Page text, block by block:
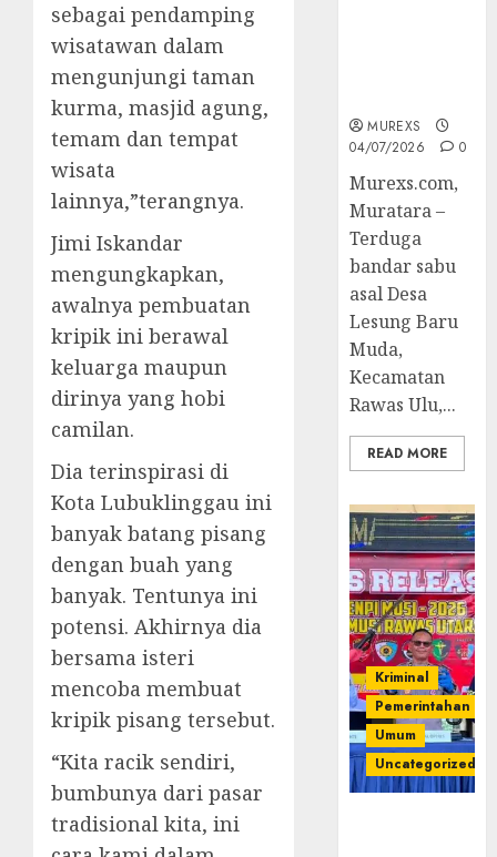
sebagai pendamping
wisatawan dalam
mengunjungi taman
kurma, masjid agung,
temam dan tempat
wisata
lainnya,”terangnya.
Jimi Iskandar
mengungkapkan,
awalnya pembuatan
kripik ini berawal
keluarga maupun
dirinya yang hobi
camilan.
Dia terinspirasi di
Kota Lubuklinggau ini
banyak batang pisang
dengan buah yang
banyak. Tentunya ini
potensi. Akhirnya dia
bersama isteri
mencoba membuat
kripik pisang tersebut.
“Kita racik sendiri,
bumbunya dari pasar
tradisional kita, ini
MUREXS
04/07/2026
0
Murexs.com,
Muratara –
Terduga
bandar sabu
asal Desa
Lesung Baru
Muda,
Kecamatan
Rawas Ulu,...
READ MORE
Kriminal
Pemerintahan
Umum
Uncategorized